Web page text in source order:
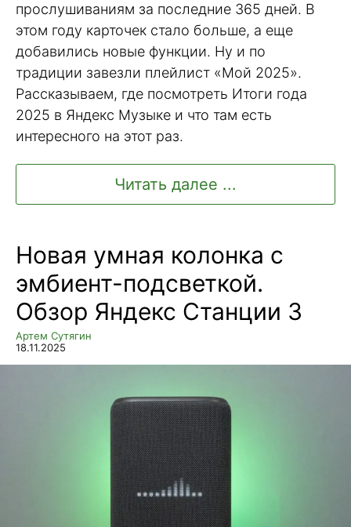
прослушиваниям за последние 365 дней. В
этом году карточек стало больше, а еще
добавились новые функции. Ну и по
традиции завезли плейлист «Мой 2025».
Рассказываем, где посмотреть Итоги года
2025 в Яндекс Музыке и что там есть
интересного на этот раз.
Читать далее ...
Новая умная колонка с
эмбиент-подсветкой.
Обзор Яндекс Станции 3
Артем Сутягин
18.11.2025